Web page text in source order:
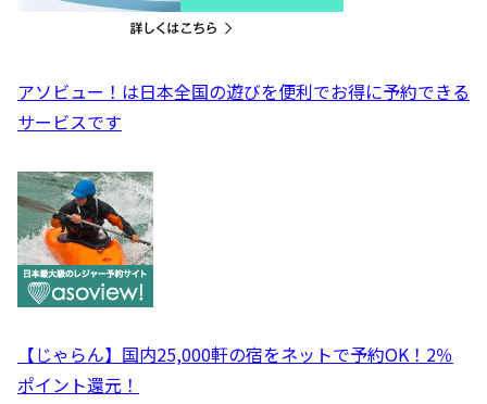
アソビュー！は日本全国の遊びを便利でお得に予約できる
サービスです
【じゃらん】国内25,000軒の宿をネットで予約OK！2％
ポイント還元！